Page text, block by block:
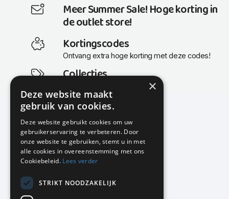
Meer Summer Sale! Hoge korting in
de outlet store!
Kortingscodes
Ontvang extra hoge korting met deze codes!
Collecties
Actuele en populaire collecties
KMP Kantoormeubilair
Airport Business Park
Frankfurtstraat 29-31
1175 RH Lijnden
020-617 01 26
info@kmpkantoormeubilair.nl
×
Deze website maakt
gebruik van cookies.
Deze website gebruikt cookies om uw
gebruikerservaring te verbeteren. Door
onze website te gebruiken, stemt u in met
alle cookies in overeenstemming met ons
Cookiebeleid. Lees verder
STRIKT NOODZAKELIJK